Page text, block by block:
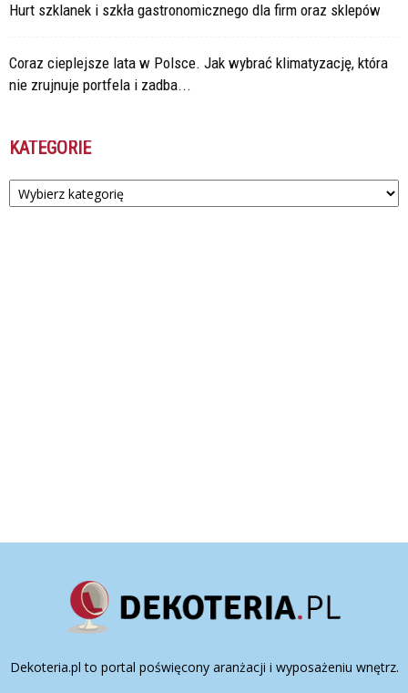
Hurt szklanek i szkła gastronomicznego dla firm oraz sklepów
Coraz cieplejsze lata w Polsce. Jak wybrać klimatyzację, która
nie zrujnuje portfela i zadba...
KATEGORIE
Kategorie
Dekoteria.pl to portal poświęcony aranżacji i wyposażeniu wnętrz.